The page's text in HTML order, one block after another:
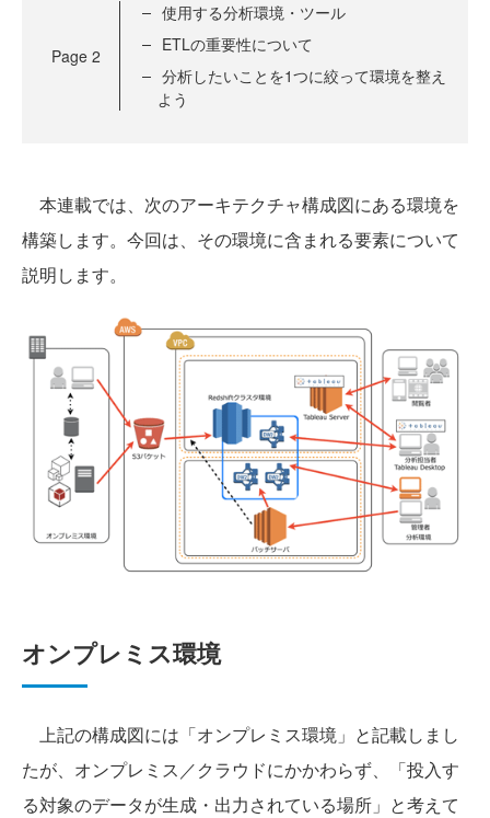
Page 2
使用する分析環境・ツール
ETLの重要性について
分析したいことを1つに絞って環境を整え
よう
本連載では、次のアーキテクチャ構成図にある環境を
構築します。今回は、その環境に含まれる要素について
説明します。
オンプレミス環境
上記の構成図には「オンプレミス環境」と記載しまし
たが、オンプレミス／クラウドにかかわらず、「投入す
る対象のデータが生成・出力されている場所」と考えて